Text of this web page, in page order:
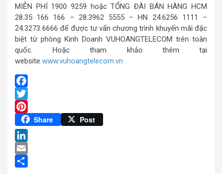
MIỄN PHÍ 1900 9259 hoặc TỔNG ĐÀI BÁN HÀNG HCM
28.35 166 166 – 28.3962 5555 – HN 24.6256 1111 –
24.3273 6666 để được tư vấn chương trình khuyến mãi đặc
biệt từ phòng Kinh Doanh VUHOANGTELECOM trên toàn
quốc. Hoặc tham khảo thêm tại
website www.vuhoangtelecom.vn
Facebook
Twitter
Pinterest
Share Post
LinkedIn
Email